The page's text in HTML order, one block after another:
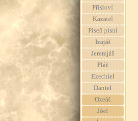
Přísloví
Kazatel
Píseň písní
Izajáš
Jeremjáš
Pláč
Ezechiel
Daniel
Ozeáš
Jóel